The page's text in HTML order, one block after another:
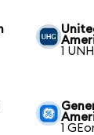
1
1